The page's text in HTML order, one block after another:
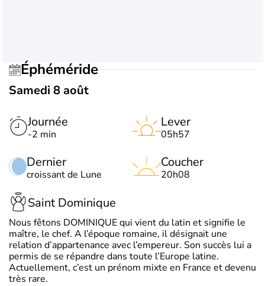
Éphéméride
Samedi 8 août
Journée
-2 min
Dernier
croissant de Lune
Lever
05h57
Coucher
20h08
Saint Dominique
Nous fêtons DOMINIQUE qui vient du latin et signifie le
maître, le chef. A l’époque romaine, il désignait une
relation d’appartenance avec l’empereur. Son succès lui a
permis de se répandre dans toute l’Europe latine.
Actuellement, c’est un prénom mixte en France et devenu
très rare.